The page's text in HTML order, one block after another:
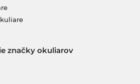
značky okuliarov